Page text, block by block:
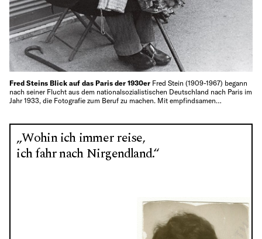
Fred Steins Blick auf das Paris der 1930er Fred Stein (1909-1967) begann
nach seiner Flucht aus dem nationalsozialistischen Deutschland nach Paris im
Jahr 1933, die Fotografie zum Beruf zu machen. Mit empfindsamen…
„Wohin ich immer reise,
ich fahr nach Nirgendland.“